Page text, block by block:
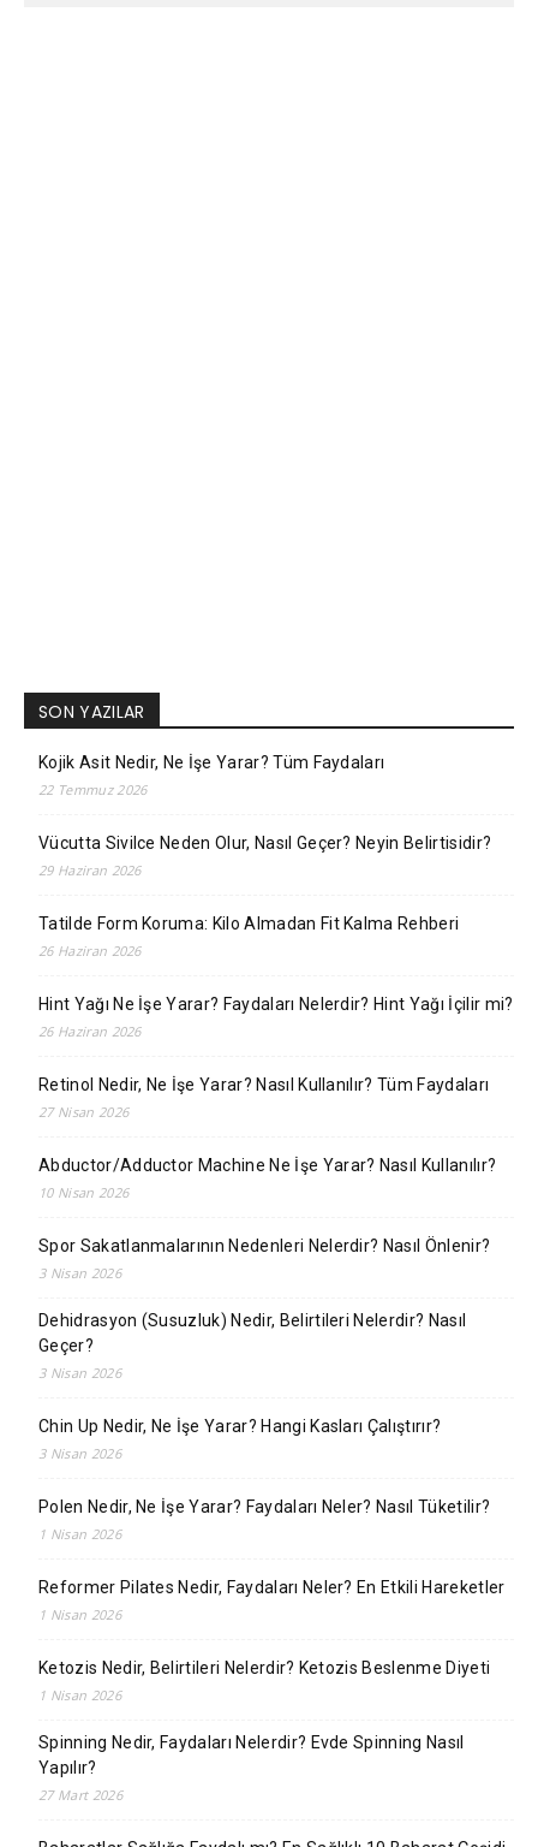
SON YAZILAR
Kojik Asit Nedir, Ne İşe Yarar? Tüm Faydaları
22 Temmuz 2026
Vücutta Sivilce Neden Olur, Nasıl Geçer? Neyin Belirtisidir?
29 Haziran 2026
Tatilde Form Koruma: Kilo Almadan Fit Kalma Rehberi
26 Haziran 2026
Hint Yağı Ne İşe Yarar? Faydaları Nelerdir? Hint Yağı İçilir mi?
26 Haziran 2026
Retinol Nedir, Ne İşe Yarar? Nasıl Kullanılır? Tüm Faydaları
27 Nisan 2026
Abductor/Adductor Machine Ne İşe Yarar? Nasıl Kullanılır?
10 Nisan 2026
Spor Sakatlanmalarının Nedenleri Nelerdir? Nasıl Önlenir?
3 Nisan 2026
Dehidrasyon (Susuzluk) Nedir, Belirtileri Nelerdir? Nasıl
Geçer?
3 Nisan 2026
Chin Up Nedir, Ne İşe Yarar? Hangi Kasları Çalıştırır?
3 Nisan 2026
Polen Nedir, Ne İşe Yarar? Faydaları Neler? Nasıl Tüketilir?
1 Nisan 2026
Reformer Pilates Nedir, Faydaları Neler? En Etkili Hareketler
1 Nisan 2026
Ketozis Nedir, Belirtileri Nelerdir? Ketozis Beslenme Diyeti
1 Nisan 2026
Spinning Nedir, Faydaları Nelerdir? Evde Spinning Nasıl
Yapılır?
27 Mart 2026